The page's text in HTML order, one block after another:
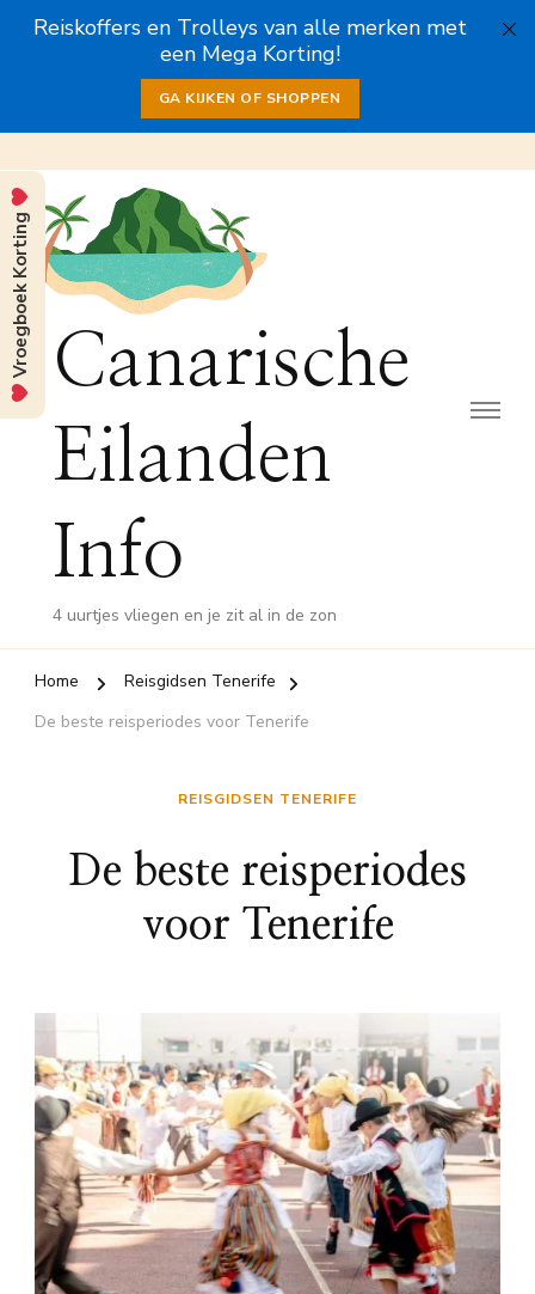
Reiskoffers en Trolleys van alle merken met
een Mega Korting!
GA KIJKEN OF SHOPPEN
Canarische
Eilanden
Info
4 uurtjes vliegen en je zit al in de zon
Home
Reisgidsen Tenerife
De beste reisperiodes voor Tenerife
REISGIDSEN TENERIFE
De beste reisperiodes
voor Tenerife
Vroegboek Korting